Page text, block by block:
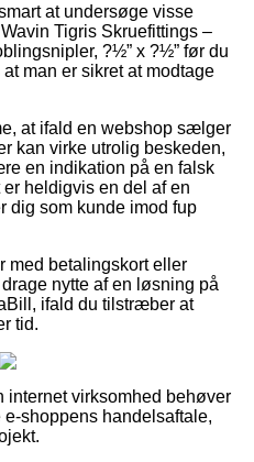
at undersøge visse
Tigris Skruefittings –
?½” x ?½” før du
man er sikret at modtage
at ifald en webshop sælger
kan virke utrolig beskeden,
en indikation på en falsk
heldigvis en del af en
dig som kunde imod fup
med betalingskort eller
nytte af en løsning på
ifald du tilstræber at
tid.
internet virksomhed behøver
shoppens handelsaftale,